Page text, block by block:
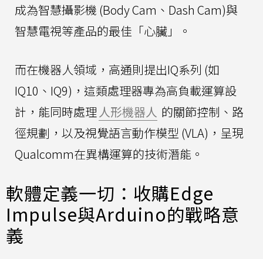
成為智慧攝影機 (Body Cam、Dash Cam)與
智慧電視等產品的最佳「心臟」。
而在機器人領域，高通則提出IQ系列 (如
IQ10、IQ9)，這類處理器專為高負載運算設
計，能同時處理 人形機器人 的關節控制、路
徑規劃，以及視覺語言動作模型 (VLA)，呈現
Qualcomm在異構運算的技術潛能。
軟體定義一切：收購Edge
Impulse與Arduino的戰略意
義